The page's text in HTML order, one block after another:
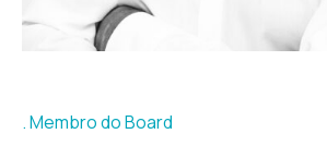
Membro do Board